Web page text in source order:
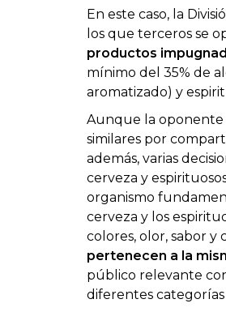
En este caso, la
los que terceros se
productos
mínimo del 35% de
aromatizado) y
Aunque la oponente
similares por
además, varias
cerveza y
organismo
cerveza y los
colores, olor, sabor y
pertenecen a la
público relevante
diferentes categorías